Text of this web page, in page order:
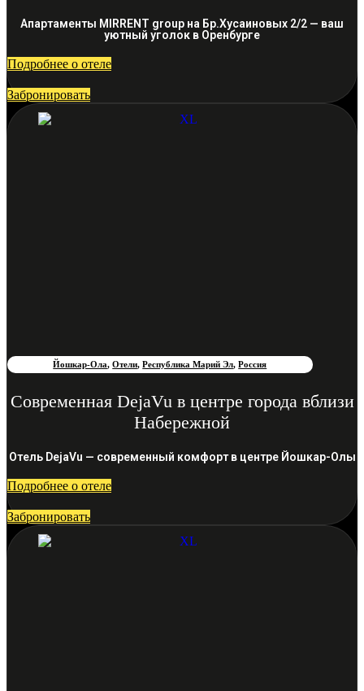
Апартаменты MIRRENT group на Бр.Хусаиновых 2/2 — ваш
уютный уголок в Оренбурге
Подробнее о отеле
Забронировать
Йошкар-Ола,Отели,Республика Марий Эл,Россия
Современная DejaVu в центре города вблизи
Набережной
Отель DejaVu — современный комфорт в центре Йошкар-Олы
Подробнее о отеле
Забронировать